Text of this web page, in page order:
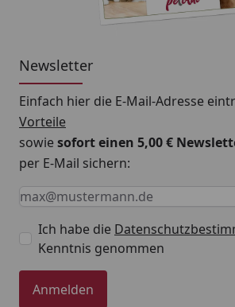
Newsletter
Einfach hier die E-Mail-Adresse
Vorteile
sowiesofort einen 5,00 €
per E-Mail sichern:
Keine Eingabe erforderlich
Eingabe erforderlich
E-Mail *
Ich habe die
Kenntnis genommen
Anmelden